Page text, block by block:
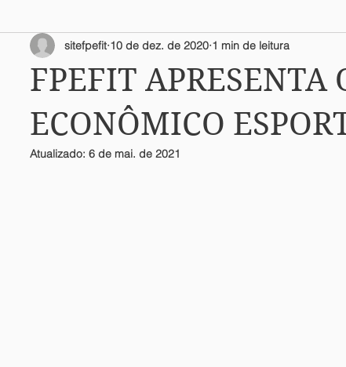
FPEFIT APRESENTA
ECONÔMICO
sitefpefit 10 de dez. de 2020 1 min de leitura
Atualizado: 6 de mai. de 2021